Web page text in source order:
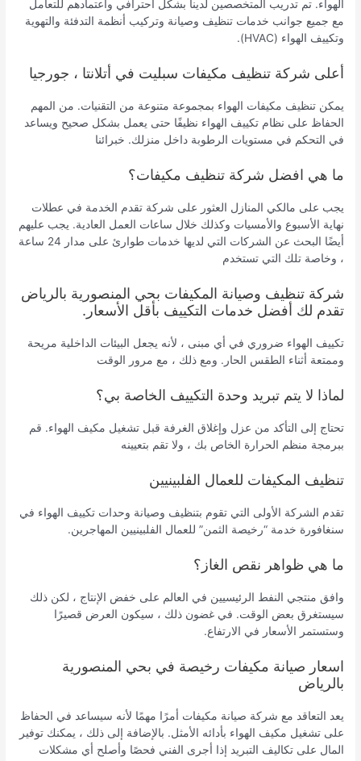
الهواء. تم تدريب المتخصصين لدينا بشكل احترافي واعتمادهم للتعامل
مع جميع جوانب خدمات تنظيف وصيانة وتركيب أنظمة التدفئة والتهوية
وتكييف الهواء (HVAC).
أعلى شركة تنظيف مكيفات سبليت في أتلانتا ، جورجيا
يمكن تنظيف مكيفات الهواء بمجموعة متنوعة من التقنيات. من المهم
الحفاظ على نظام تكييف الهواء نظيفًا حتى يعمل بشكل صحيح ويساعد
في التحكم في مستويات الرطوبة داخل منزلك. خبرائنا
ما هي افضل شركة تنظيف مكيفات؟
يجب على مالكي المنازل العثور على شركة تقدم الخدمة في عطلات
نهاية الأسبوع والأمسيات وكذلك خلال ساعات العمل العادية. يجب عليهم
أيضًا البحث عن الشركات التي لديها خدمات طوارئ على مدار 24 ساعة
، وخاصة تلك التي تستخدم
شركة تنظيف وصيانة المكيفات بحي المنصورية بالرياض
تقدم لك أفضل خدمات التكييف بأقل الأسعار.
تكييف الهواء ضروري في أي مبنى ، لأنه يجعل البيئات الداخلية مريحة
وممتعة أثناء الطقس الحار. ومع ذلك ، مع مرور الوقت
لماذا لا يتم تبريد وحدة التكييف الخاصة بي؟
تحتاج إلى التأكد من عزل وإغلاق الغرفة قبل تشغيل مكيف الهواء. قم
ببرمجة منظم الحرارة الخاص بك ، ولا تقم بتعيينه
تنظيف المكيفات للعمال الفلبينيين
تقدم الشركة الأولى التي تقوم بتنظيف وصيانة وحدات تكييف الهواء في
سنغافورة خدمة “رخيصة الثمن” للعمال الفلبينيين المهاجرين.
ما هي ظواهر نقص الغاز؟
وافق منتجي النفط الرئيسيين في العالم على خفض الإنتاج ، لكن ذلك
سيستغرق بعض الوقت. في غضون ذلك ، سيكون العرض قصيرًا
وستستمر الأسعار في الارتفاع.
اسعار صيانة مكيفات رخيصة في بحي المنصورية
بالرياض
يعد التعاقد مع شركة صيانة مكيفات أمرًا مهمًا لأنه سيساعد في الحفاظ
على تشغيل مكيف الهواء بأدائه الأمثل. بالإضافة إلى ذلك ، يمكنك توفير
المال على تكاليف التبريد إذا أجرى الفني فحصًا وأصلح أي مشكلات